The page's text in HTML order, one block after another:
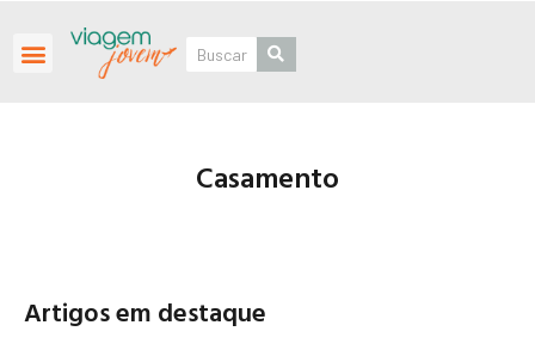
Casamento
Artigos em destaque